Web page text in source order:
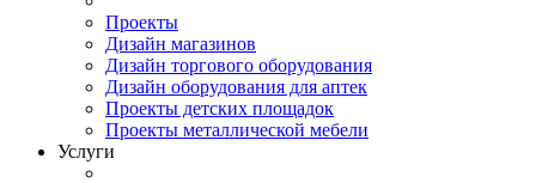
Проекты
Дизайн магазинов
Дизайн торгового оборудования
Дизайн оборудования для аптек
Проекты детских площадок
Проекты металлической мебели
Услуги